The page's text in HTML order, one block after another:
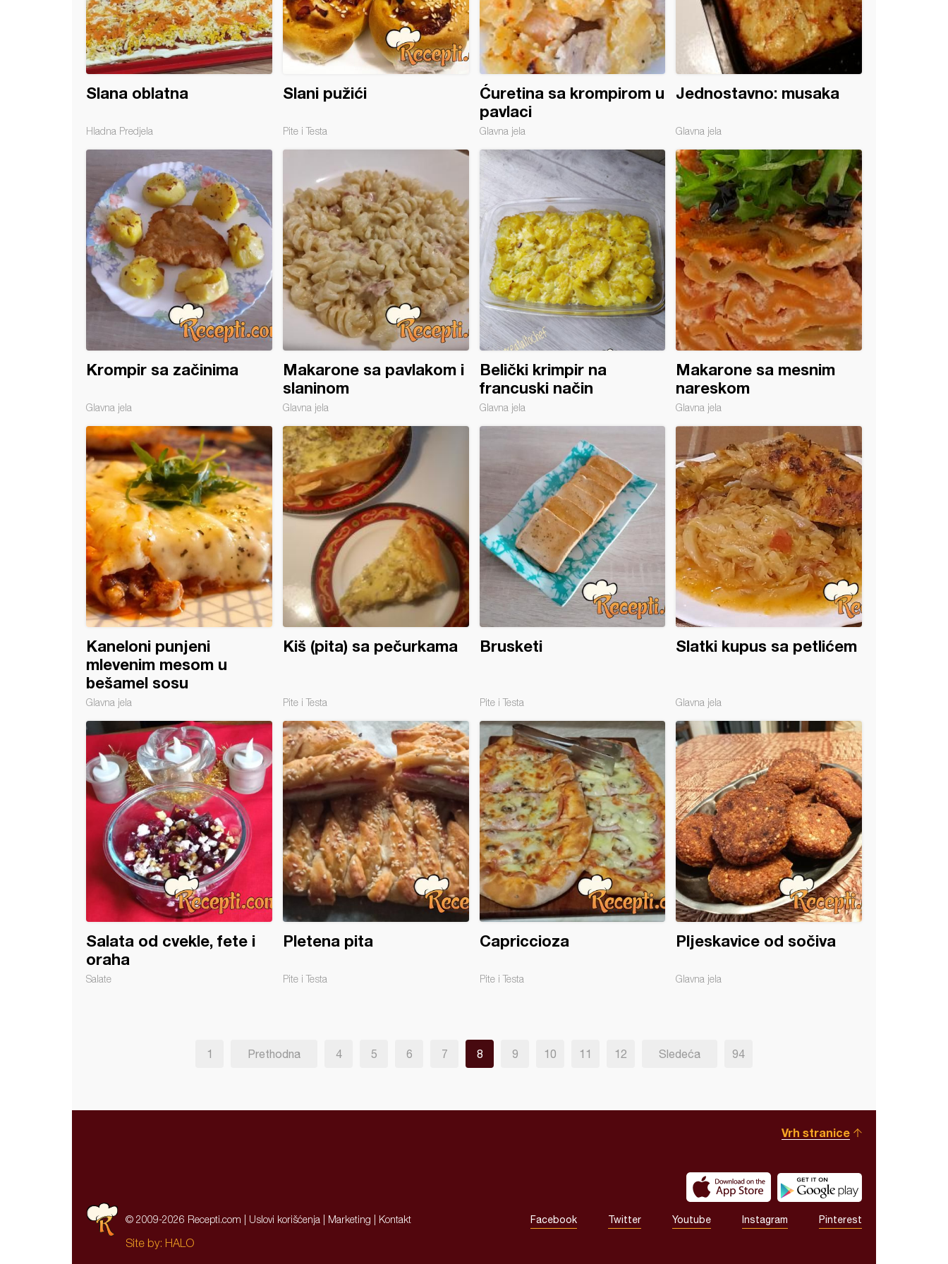
Slana oblatna
Hladna Predjela
Slani pužići
Pite i Testa
Ćuretina sa krompirom u
pavlaci
Glavna jela
Jednostavno: musaka
Glavna jela
Krompir sa začinima
Glavna jela
Makarone sa pavlakom i
slaninom
Glavna jela
Belički krimpir na
francuski način
Glavna jela
Makarone sa mesnim
nareskom
Glavna jela
sa mesnim nareskom
Kaneloni punjeni
mlevenim mesom u
bešamel sosu
Glavna jela
Kiš (pita) sa pečurkama
Pite i Testa
Brusketi
Pite i Testa
Slatki kupus sa petlićem
Glavna jela
sa petlićem
Salata od cvekle, fete i
oraha
Salate
Pletena pita
Pite i Testa
Capriccioza
Pite i Testa
Pljeskavice od sočiva
Glavna jela
1 Prethodna 4 5 6 7 8 9 10 11 12 Sledeća 94
Vrh stranice
© 2009-2026 Recepti.com | Uslovi korišćenja Marketing Kontakt Facebook Twitter Youtube Instagram Pinterest
Site by: HALO